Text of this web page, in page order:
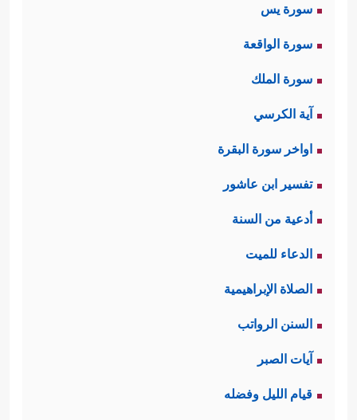
سورة يس
سورة الواقعة
سورة الملك
آية الكرسي
اواخر سورة البقرة
تفسير ابن عاشور
أدعية من السنة
الدعاء للميت
الصلاة الإبراهيمية
السنن الرواتب
آيات الصبر
قيام الليل وفضله